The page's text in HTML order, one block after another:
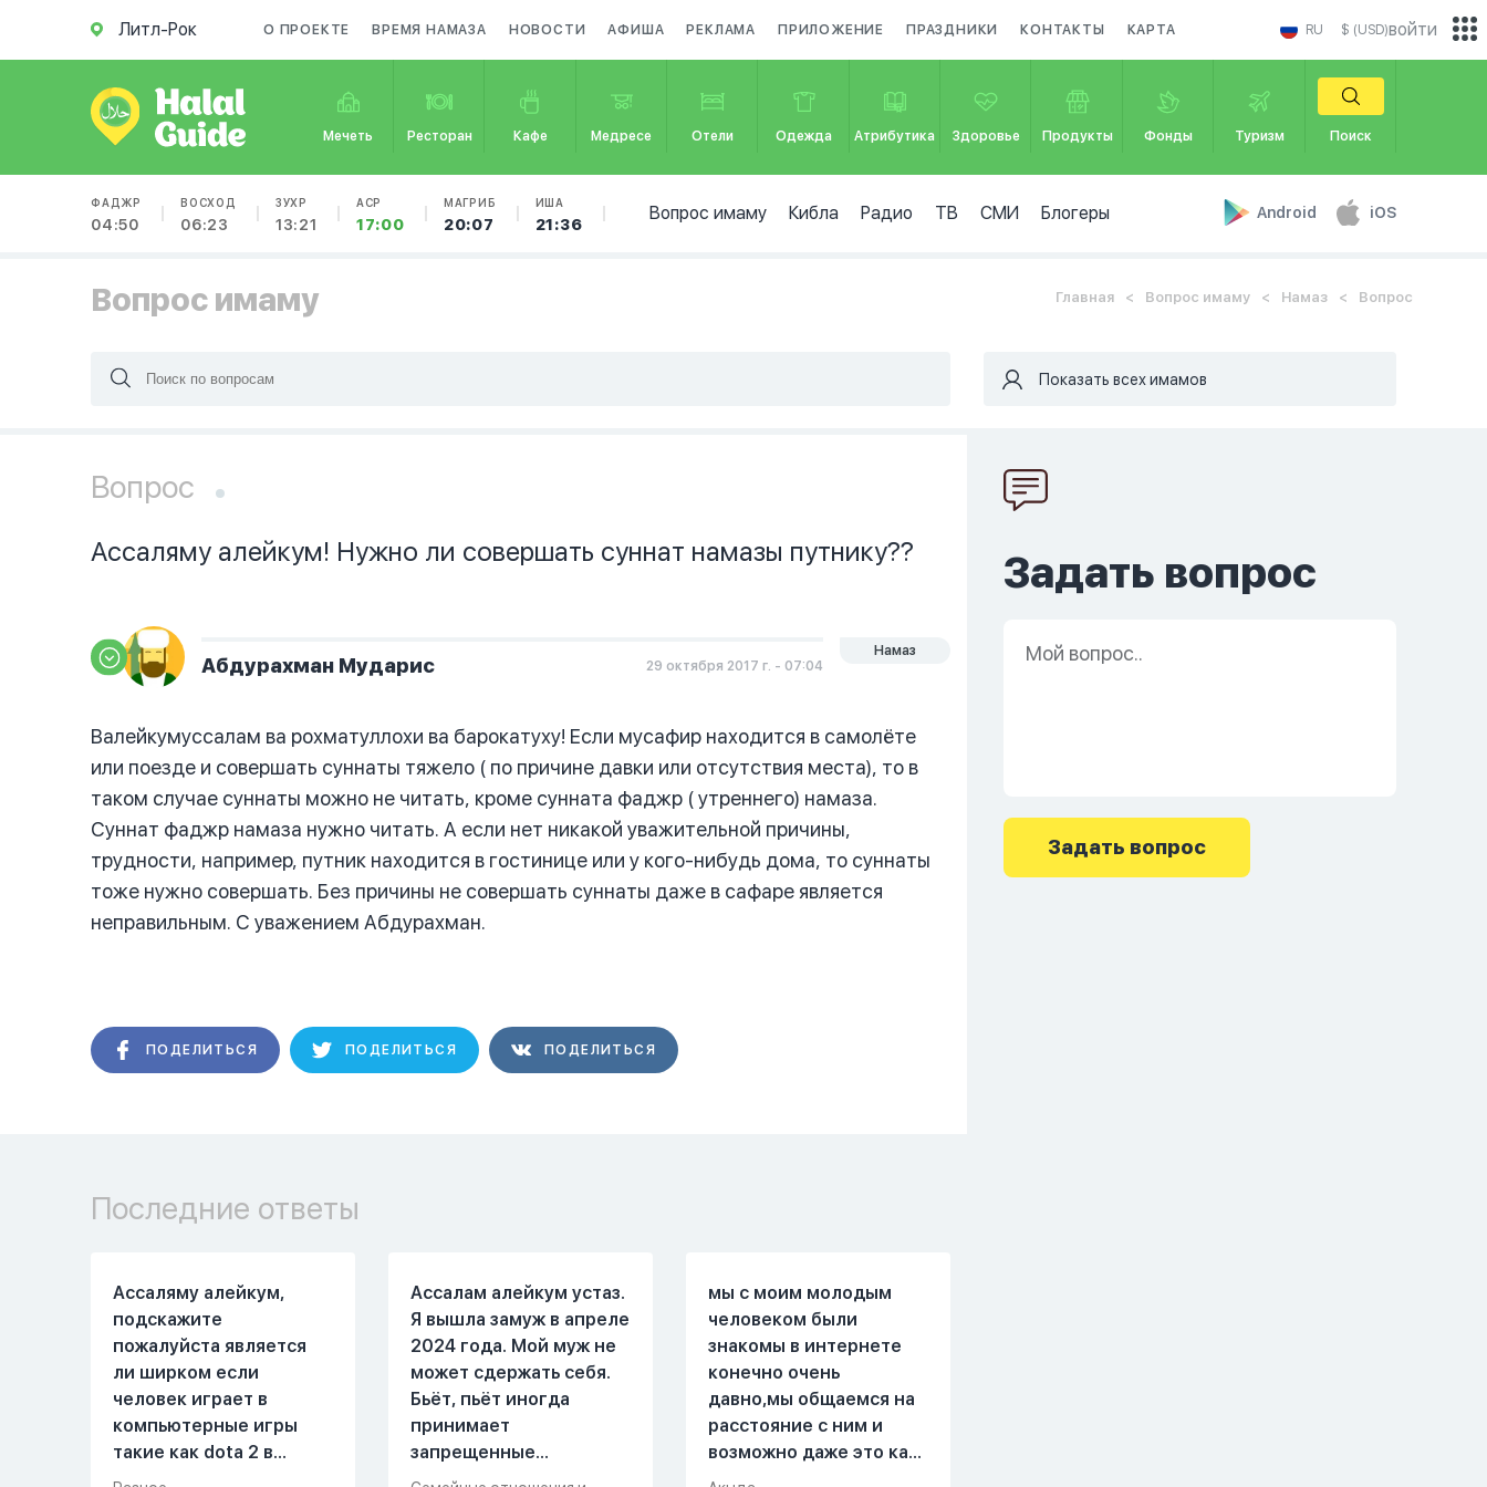
Литл-Рок О ПРОЕКТЕ ВРЕМЯ НАМАЗА НОВОСТИ АФИША РЕКЛАМА ПРИЛОЖЕНИЕ ПРАЗДНИКИ КОНТАКТЫ КАРТА RU $ (USD)
Мечеть Ресторан Кафе Медресе Отели Одежда Атрибутика Здоровье Продукты Фонды Туризм Поиск
ФАДЖР
04:50
ВОСХОД
06:23
ЗУХР
13:21
АСР
17:00
МАГРИБ
20:07
ИША
21:36
Вопрос имаму Кибла Радио ТВ СМИ Блогеры Android iOS
войти
Вопрос имаму Главная Вопрос имаму Намаз Вопрос
Показать всех имамов
Вопрос
Ассаляму алейкум! Нужно ли совершать суннат намазы путнику??
Абдурахман Мударис 29 октября 2017 г. - 07:04
Намаз
Валейкумуссалам ва рохматуллохи ва барокатуху! Если мусафир находится в самолёте
или поезде и совершать суннаты тяжело ( по причине давки или отсутствия места), то в
таком случае суннаты можно не читать, кроме сунната фаджр ( утреннего) намаза.
Суннат фаджр намаза нужно читать. А если нет никакой уважительной причины,
трудности, например, путник находится в гостинице или у кого-нибудь дома, то суннаты
тоже нужно совершать. Без причины не совершать суннаты даже в сафаре является
неправильным. С уважением Абдурахман.
ПОДЕЛИТЬСЯ ПОДЕЛИТЬСЯ ПОДЕЛИТЬСЯ
Задать вопрос
Последние ответы
Ассаляму алейкум,
подскажите
пожалуйста является
ли ширком если
человек играет в
компьютерные игры
такие как dota 2 в
которых присутствует
Ассалам алейкум устаз.
Я вышла замуж в апреле
2024 года. Мой муж не
может сдержать себя.
Бьёт, пьёт иногда
принимает
запрещенные
вещества. Он стал
мы с моим молодым
человеком были
знакомы в интернете
конечно очень
давно,мы общаемся на
расстояние с ним и
возможно даже это как
то помешало,знаю о 17